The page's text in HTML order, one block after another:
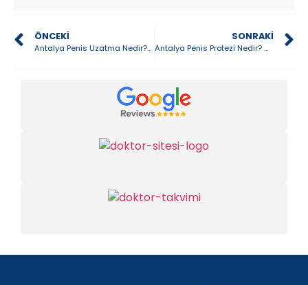
ÖNCEKI
Antalya Penis Uzatma Nedir? Nasıl Yapılır? ve Fiyatları
SONRAKI
Antalya Penis Protezi Nedir? Nasıl Takılır? ve Fiyatları